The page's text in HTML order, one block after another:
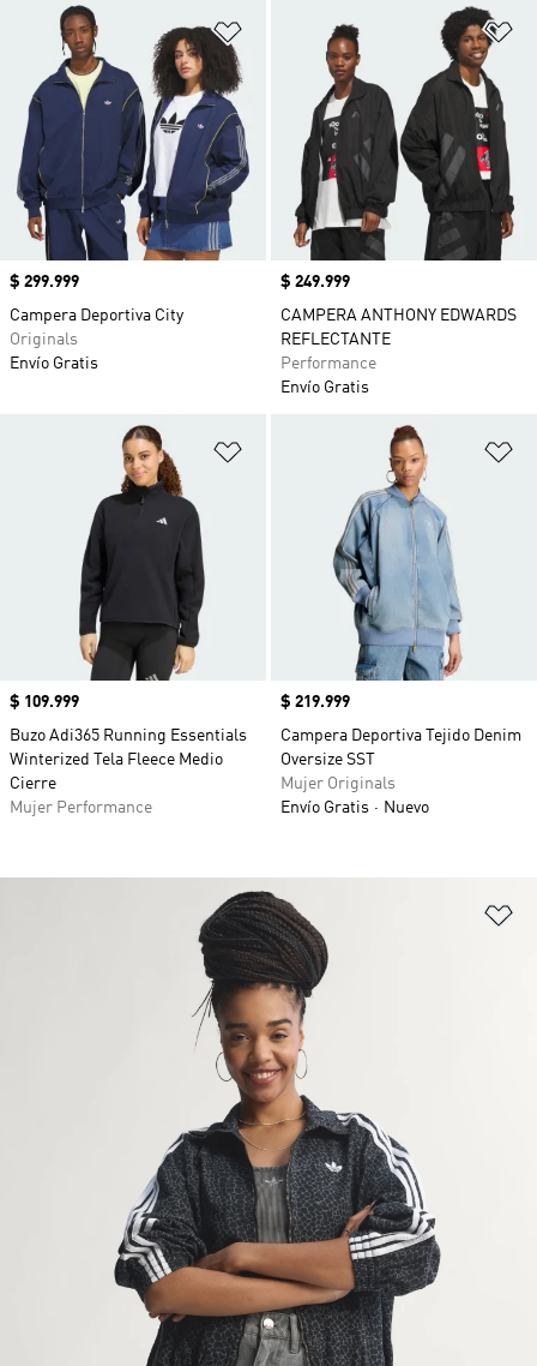
Añadir a la lista de deseos
Precio
$ 299.999
Campera Deportiva City
Originals
Envío Gratis
Precio
$ 249.999
CAMPERA ANTHONY EDWARDS
REFLECTANTE
Performance
Envío Gratis
Añadir a la lista de deseos
Precio
$ 109.999
Buzo Adi365 Running Essentials
Winterized Tela Fleece Medio
Cierre
Mujer Performance
Precio
$ 219.999
Campera Deportiva Tejido Denim
Oversize SST
Mujer Originals
Envío Gratis
Nuevo